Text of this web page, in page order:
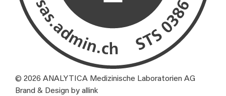
© 2026 ANALYTICA Medizinische Laboratorien AG
Brand & Design by allink